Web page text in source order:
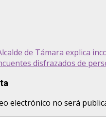
de Támara explica
disfrazados de
electrónico no será